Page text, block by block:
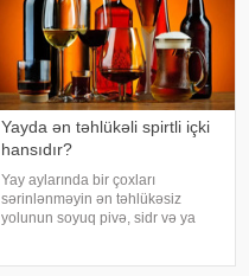
Yayda ən təhlükəli spirtli içki
hansıdır?
Yay aylarında bir çoxları
sərinlənməyin ən təhlükəsiz
yolunun soyuq pivə, sidr və ya